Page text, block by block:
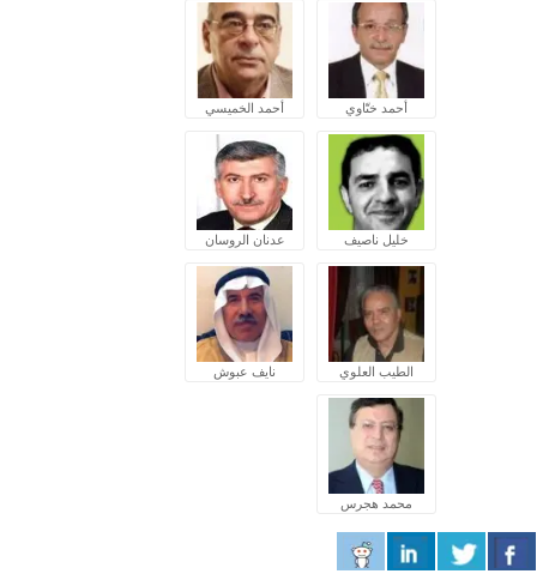
أحمد ختّاوي أحمد الخميسي
خليل ناصيف عدنان الروسان
الطيب العلوي نايف عبوش
محمد هجرس